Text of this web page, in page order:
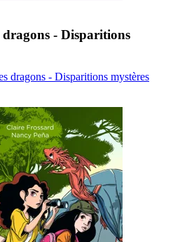
dragons - Disparitions
dragons - Disparitions mystères